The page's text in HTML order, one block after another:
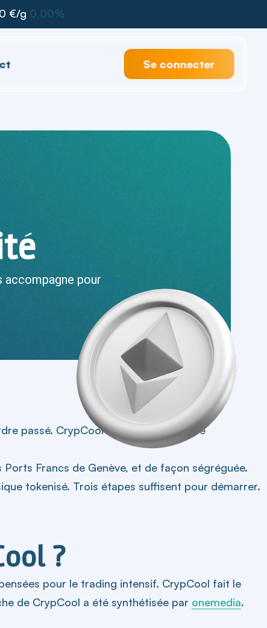
€/g 0,00%
Se connecter
accompagne pour
passé. CrypCool est issue du groupe
Francs de Genève, et de façon ségréguée.
tokenisé. Trois étapes suffisent pour démarrer.
?
pour le trading intensif. CrypCool fait le
de CrypCool a été synthétisée par onemedia.